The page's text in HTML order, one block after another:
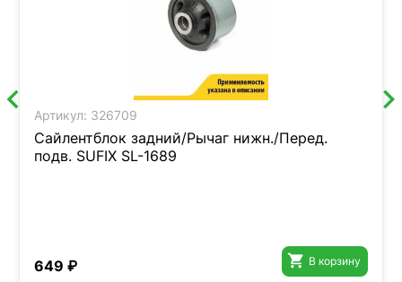
Артикул: 326709
Сайлентблок задний/Рычаг нижн./Перед.
подв. SUFIX SL-1689
649 ₽  В корзину